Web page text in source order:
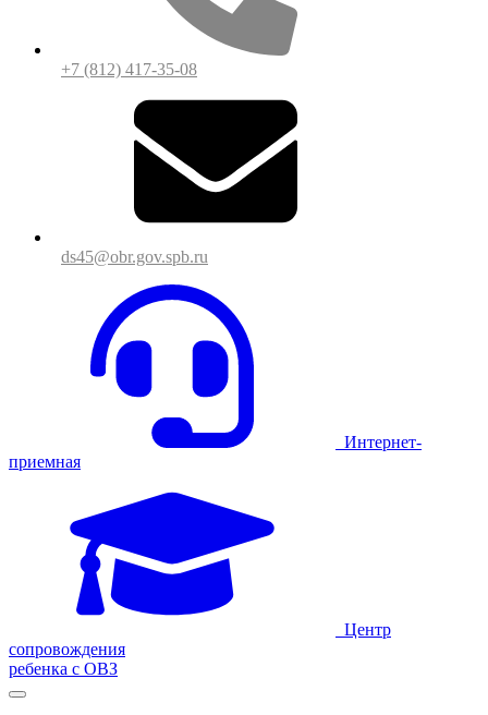
+7 (812) 417-35-08
ds45@obr.gov.spb.ru
Интернет-
приемная
Центр
сопровождения
ребенка с ОВЗ